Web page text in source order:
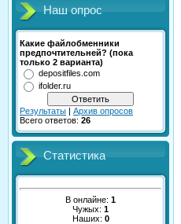
Наш опрос
Какие файлобменники
предпочтительней? (пока
только 2 варианта)
depositfiles.com
ifolder.ru
Результаты | Архив опросов
Всего ответов: 26
Статистика
В онлайне: 1
Чужых: 1
Наших: 0